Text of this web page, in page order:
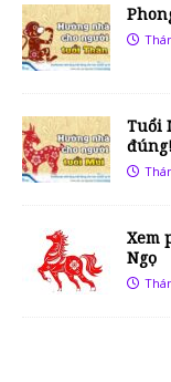
Tuổi
Xem
Ngọ